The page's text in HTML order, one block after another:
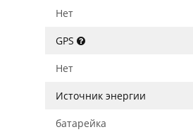
Нет
GPS
Нет
Источник энергии
батарейка